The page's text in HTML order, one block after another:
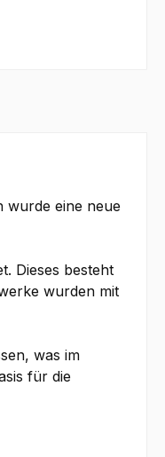
wurde eine neue
Dieses besteht
wurden mit
was im
für die